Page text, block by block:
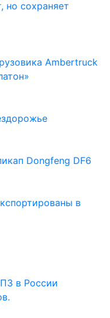
но сохраняет
Ambertruck
Dongfeng DF6
в
в России